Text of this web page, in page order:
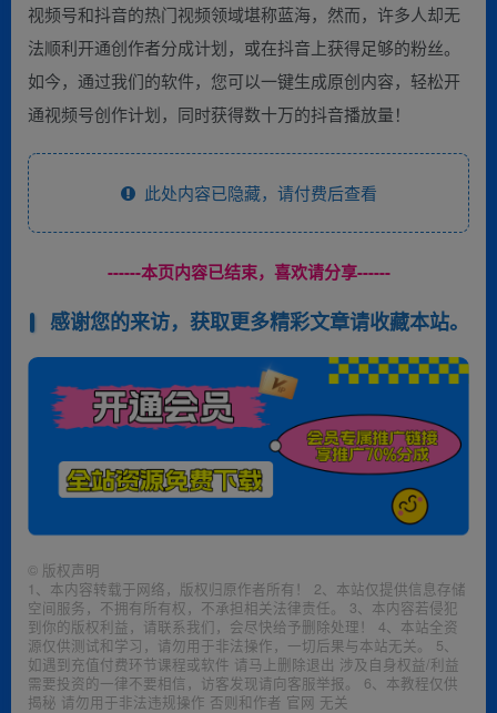
视频号和抖音的热门视频领域堪称蓝海，然而，许多人却无
法顺利开通创作者分成计划，或在抖音上获得足够的粉丝。
如今，通过我们的软件，您可以一键生成原创内容，轻松开
通视频号创作计划，同时获得数十万的抖音播放量！
此处内容已隐藏，请付费后查看
------本页内容已结束，喜欢请分享------
感谢您的来访，获取更多精彩文章请收藏本站。
© 版权声明
1、本内容转载于网络，版权归原作者所有！ 2、本站仅提供信息存储
空间服务，不拥有所有权，不承担相关法律责任。 3、本内容若侵犯
到你的版权利益，请联系我们，会尽快给予删除处理！ 4、本站全资
源仅供测试和学习，请勿用于非法操作，一切后果与本站无关。 5、
如遇到充值付费环节课程或软件 请马上删除退出 涉及自身权益/利益
需要投资的一律不要相信，访客发现请向客服举报。 6、本教程仅供
揭秘 请勿用于非法违规操作 否则和作者 官网 无关